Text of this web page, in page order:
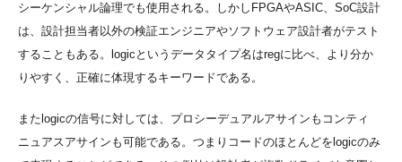
シーケンシャル論理でも使用される。しかしFPGAやASIC、SoC設計
は、設計担当者以外の検証エンジニアやソフトウェア設計者がテスト
することもある。logicというデータタイプ名はregに比べ、より分か
りやすく、正確に体現するキーワードである。
またlogicの信号に対しては、プロシーデュアルアサインもコンティ
ニュアスアサインも可能である。つまりコードのほとんどをlogicのみ